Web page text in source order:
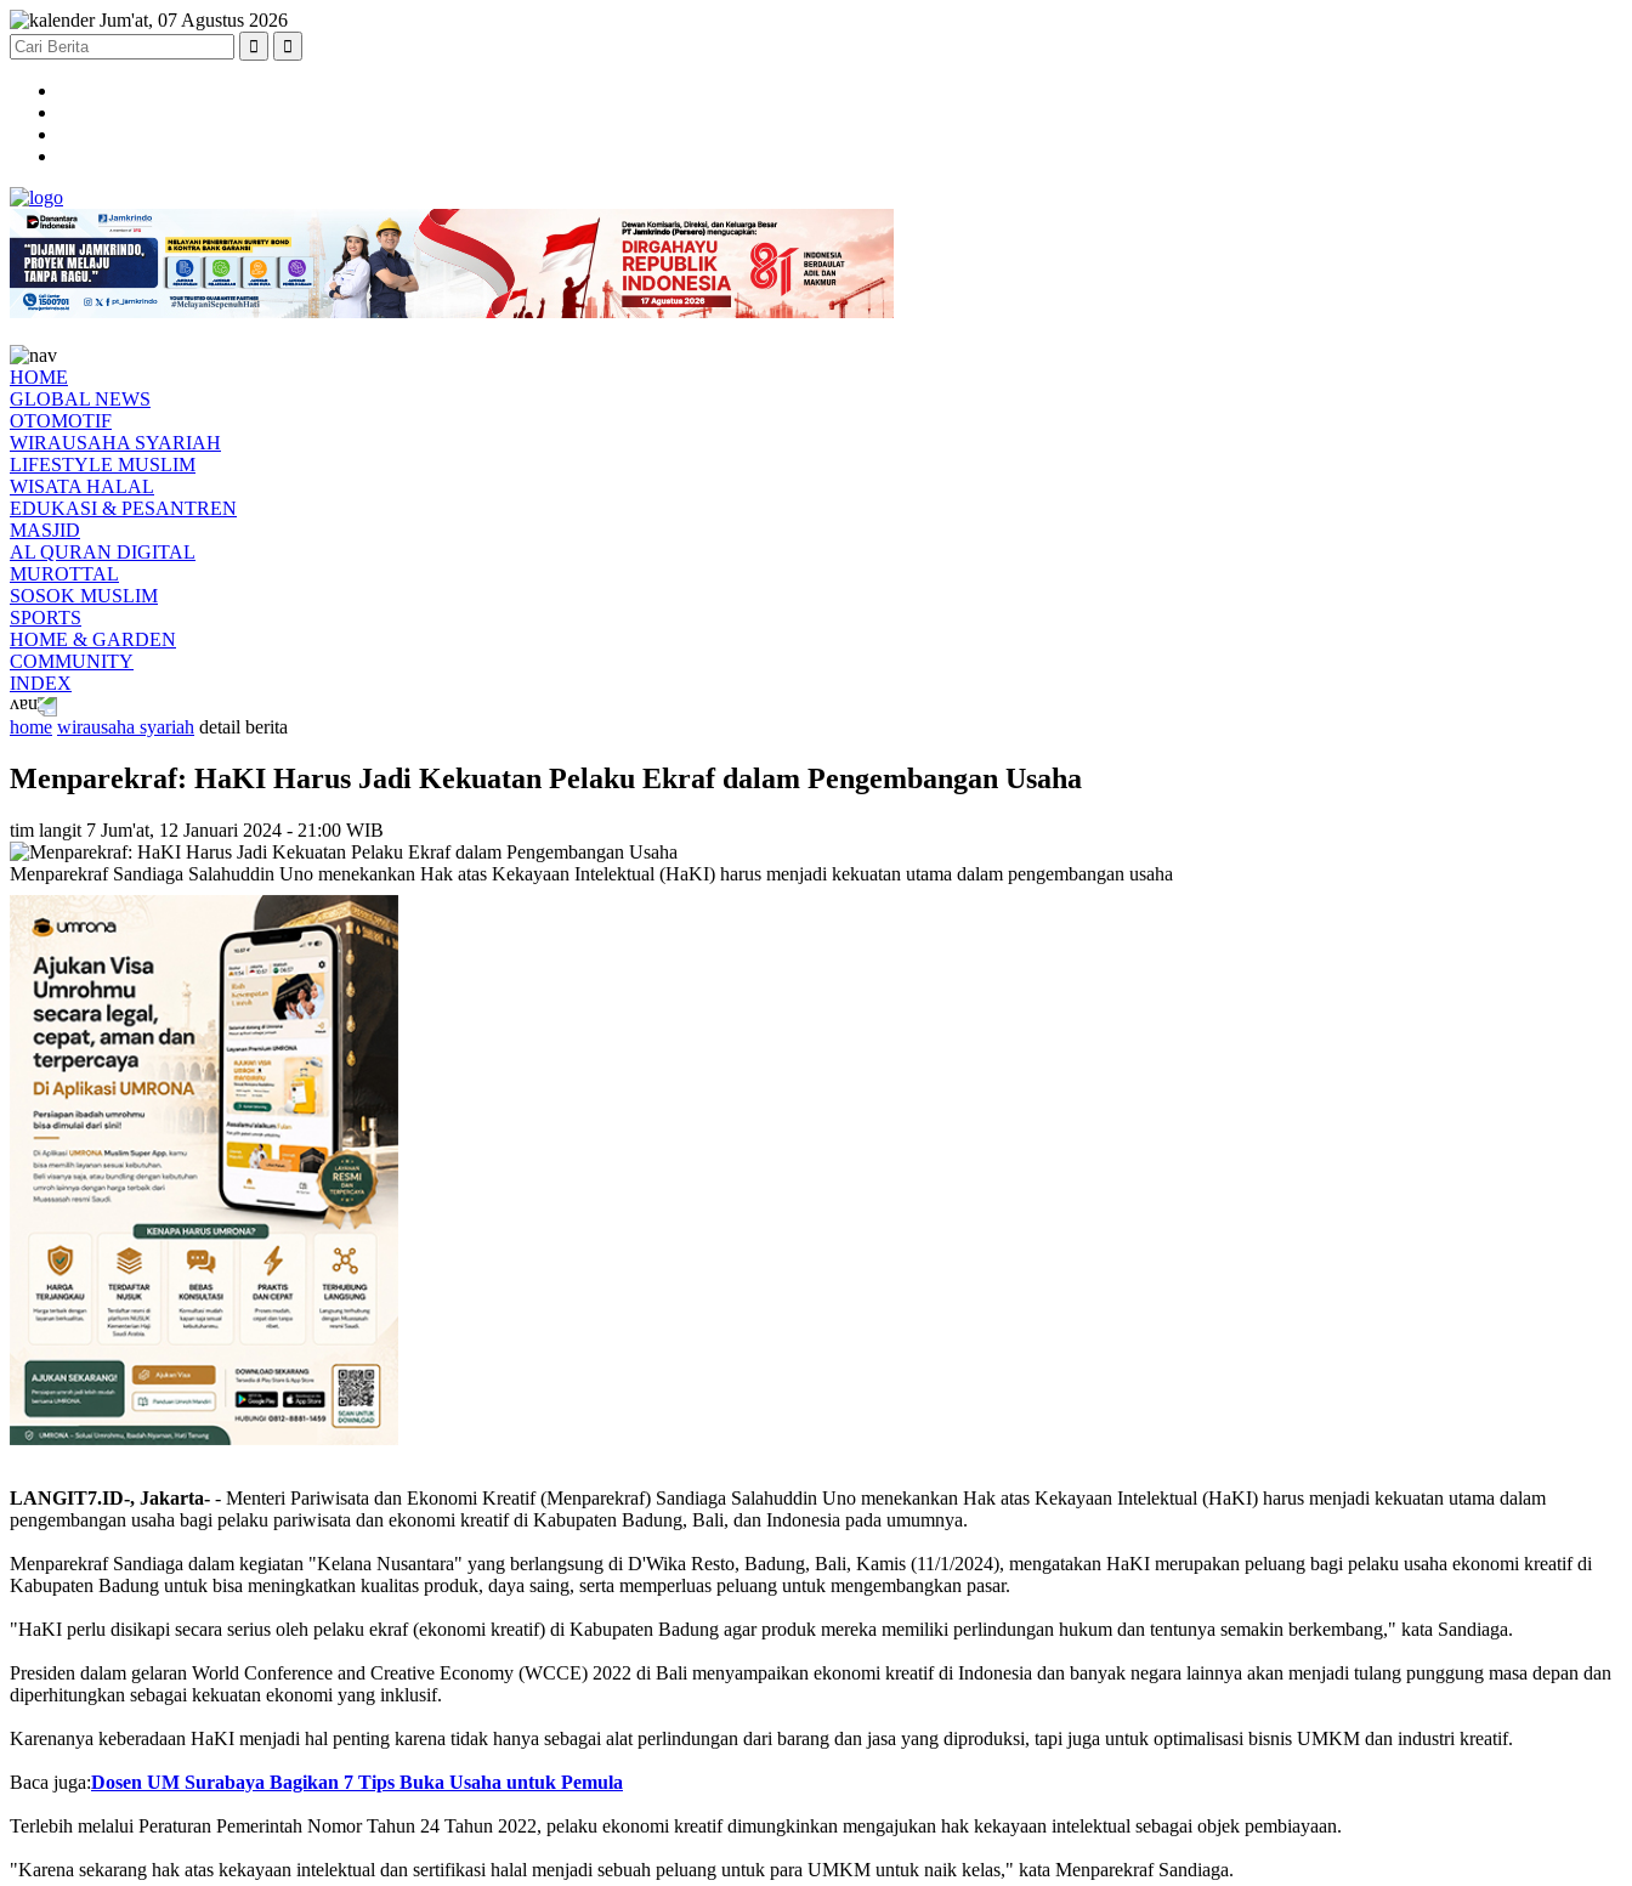
Jum'at, 07 Agustus 2026
HOME
GLOBAL NEWS
OTOMOTIF
WIRAUSAHA SYARIAH
LIFESTYLE MUSLIM
WISATA HALAL
EDUKASI & PESANTREN
MASJID
AL QURAN DIGITAL
MUROTTAL
SOSOK MUSLIM
SPORTS
HOME & GARDEN
COMMUNITY
INDEX
home wirausaha syariah detail berita
Menparekraf: HaKI Harus Jadi Kekuatan Pelaku Ekraf dalam Pengembangan Usaha
tim langit 7 Jum'at, 12 Januari 2024 - 21:00 WIB
Menparekraf Sandiaga Salahuddin Uno menekankan Hak atas Kekayaan Intelektual (HaKI) harus menjadi kekuatan utama dalam pengembangan usaha
LANGIT7.ID-, Jakarta- - Menteri Pariwisata dan Ekonomi Kreatif (Menparekraf) Sandiaga Salahuddin Uno menekankan Hak atas Kekayaan Intelektual (HaKI) harus menjadi kekuatan utama dalam
pengembangan usaha bagi pelaku pariwisata dan ekonomi kreatif di Kabupaten Badung, Bali, dan Indonesia pada umumnya.
Menparekraf Sandiaga dalam kegiatan "Kelana Nusantara" yang berlangsung di D'Wika Resto, Badung, Bali, Kamis (11/1/2024), mengatakan HaKI merupakan peluang bagi pelaku usaha ekonomi kreatif di
Kabupaten Badung untuk bisa meningkatkan kualitas produk, daya saing, serta memperluas peluang untuk mengembangkan pasar.
"HaKI perlu disikapi secara serius oleh pelaku ekraf (ekonomi kreatif) di Kabupaten Badung agar produk mereka memiliki perlindungan hukum dan tentunya semakin berkembang," kata Sandiaga.
Presiden dalam gelaran World Conference and Creative Economy (WCCE) 2022 di Bali menyampaikan ekonomi kreatif di Indonesia dan banyak negara lainnya akan menjadi tulang punggung masa depan dan
diperhitungkan sebagai kekuatan ekonomi yang inklusif.
Karenanya keberadaan HaKI menjadi hal penting karena tidak hanya sebagai alat perlindungan dari barang dan jasa yang diproduksi, tapi juga untuk optimalisasi bisnis UMKM dan industri kreatif.
Baca juga:Dosen UM Surabaya Bagikan 7 Tips Buka Usaha untuk Pemula
Terlebih melalui Peraturan Pemerintah Nomor Tahun 24 Tahun 2022, pelaku ekonomi kreatif dimungkinkan mengajukan hak kekayaan intelektual sebagai objek pembiayaan.
"Karena sekarang hak atas kekayaan intelektual dan sertifikasi halal menjadi sebuah peluang untuk para UMKM untuk naik kelas," kata Menparekraf Sandiaga.